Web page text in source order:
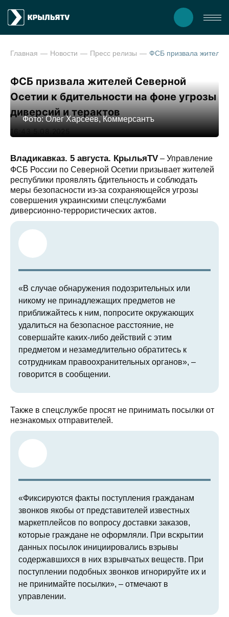
Главная Новости Пресс релизы
ФСБ призвала жителей Северной
Осетии к бдительности на фоне угрозы
диверсий и терактов
16:43 5.08.2025
Фото: Олег Харсеев, Коммерсантъ
Владикавказ. 5 августа. КрыльяTV – Управление
ФСБ России по Северной Осетии призывает жителей
республики проявлять бдительность и соблюдать
меры безопасности из-за сохраняющейся угрозы
совершения украинскими спецслужбами
диверсионно-террористических актов.
«В случае обнаружения подозрительных или
никому не принадлежащих предметов не
приближайтесь к ним, попросите окружающих
удалиться на безопасное расстояние, не
совершайте каких-либо действий с этим
предметом и незамедлительно обратитесь к
сотрудникам правоохранительных органов», –
говорится в сообщении.
Также в спецслужбе просят не принимать посылки от
незнакомых отправителей.
«Фиксируются факты поступления гражданам
звонков якобы от представителей известных
маркетплейсов по вопросу доставки заказов,
которые граждане не оформляли. При вскрытии
данных посылок инициировались взрывы
содержавшихся в них взрывчатых веществ. При
поступлении подобных звонков игнорируйте их и
не принимайте посылки», – отмечают в
управлении.